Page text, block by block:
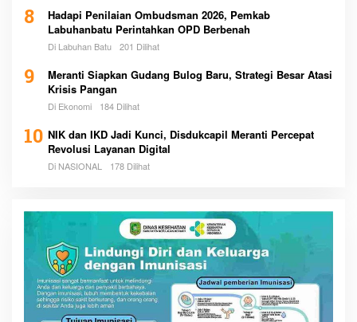
8
Hadapi Penilaian Ombudsman 2026, Pemkab
Labuhanbatu Perintahkan OPD Berbenah
Di Labuhan Batu 201 Dilihat
9
Meranti Siapkan Gudang Bulog Baru, Strategi Besar Atasi
Krisis Pangan
Di Ekonomi 184 Dilihat
10 NIK dan IKD Jadi Kunci, Disdukcapil Meranti Percepat
Revolusi Layanan Digital
Di NASIONAL 178 Dilihat